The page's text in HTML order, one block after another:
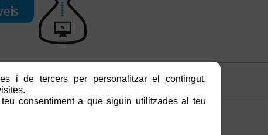
de Sant Cugat 2023
i de tercers per personalitzar el contingut,
consentiment a que siguin utilitzades al teu